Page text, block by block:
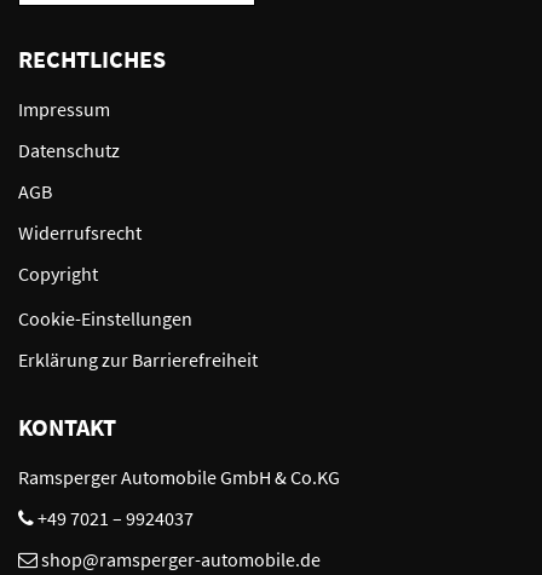
RECHTLICHES
Impressum
Datenschutz
AGB
Widerrufsrecht
Copyright
Cookie-Einstellungen
Erklärung zur Barrierefreiheit
KONTAKT
Ramsperger Automobile GmbH & Co.KG
+49 7021 – 9924037
shop@ramsperger-automobile.de